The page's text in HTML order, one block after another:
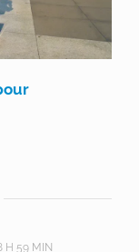
H 59 MIN